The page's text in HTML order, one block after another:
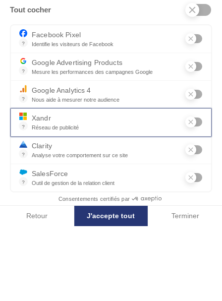
Tout cocher
?
Facebook Pixel
Identifie les visiteurs de Facebook
?
Google Advertising Products
Mesure les performances des campagnes Google
?
Google Analytics 4
Nous aide à mesurer notre audience
Essentiel pour la gestion du site web, il permet de mesurer des
?
Xandr
Réseau de publicité
Xandr exploite une plateforme en ligne, Community, pour l'achat
?
Clarity
Analyse votre comportement sur ce site
?
SalesForce
Outil de gestion de la relation client
Consentements certifiés par
Retour J'accepte tout Terminer
Des experts dans
plus de 100
France
réalité augmentée
Collections
exclusives et
personnalisables
Livraison,
montage par des